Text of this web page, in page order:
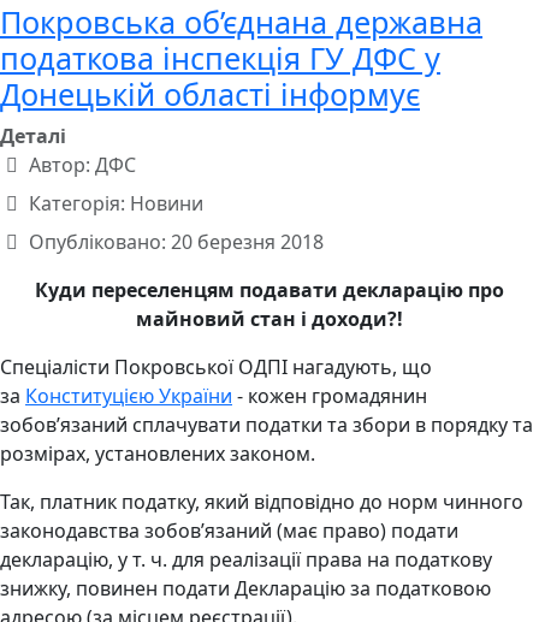
Покровська об’єднана державна
податкова інспекція ГУ ДФС у
Донецькій області інформує
Деталі
Автор: ДФС
Категорія: Новини
Опубліковано: 20 березня 2018
Куди переселенцям подавати декларацію про
майновий стан і доходи?!
Спеціалісти Покровської ОДПІ нагадують, що
за Конституцією України - кожен громадянин
зобов’язаний сплачувати податки та збори в порядку та
розмірах, установлених законом.
Так, платник податку, який відповідно до норм чинного
законодавства зобов’язаний (має право) подати
декларацію, у т. ч. для реалізації права на податкову
знижку, повинен подати Декларацію за податковою